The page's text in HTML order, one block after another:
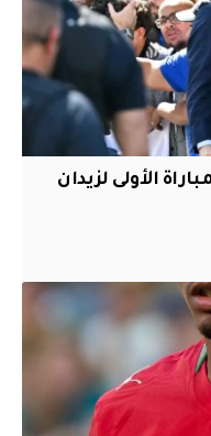
الأولى لزيدان